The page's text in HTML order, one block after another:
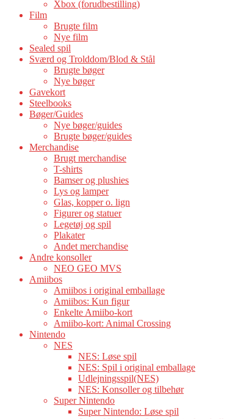
Xbox (forudbestilling)
Film
Brugte film
Nye film
Sealed spil
Sværd og Trolddom/Blod & Stål
Brugte bøger
Nye bøger
Gavekort
Steelbooks
Bøger/Guides
Nye bøger/guides
Brugte bøger/guides
Merchandise
Brugt merchandise
T-shirts
Bamser og plushies
Lys og lamper
Glas, kopper o. lign
Figurer og statuer
Legetøj og spil
Plakater
Andet merchandise
Andre konsoller
NEO GEO MVS
Amiibos
Amiibos i original emballage
Amiibos: Kun figur
Enkelte Amiibo-kort
Amiibo-kort: Animal Crossing
Nintendo
NES
NES: Løse spil
NES: Spil i original emballage
Udlejningsspil(NES)
NES: Konsoller og tilbehør
Super Nintendo
Super Nintendo: Løse spil